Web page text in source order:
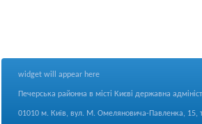
widget will appear here
Печерська районна в місті Києві державна
01010 м. Київ, вул. М. Омеляновича-Павленка, 15,